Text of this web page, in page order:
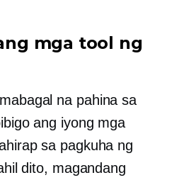
mga tool ng
na pahina sa
ang iyong mga
sa pagkuha ng
dito, magandang